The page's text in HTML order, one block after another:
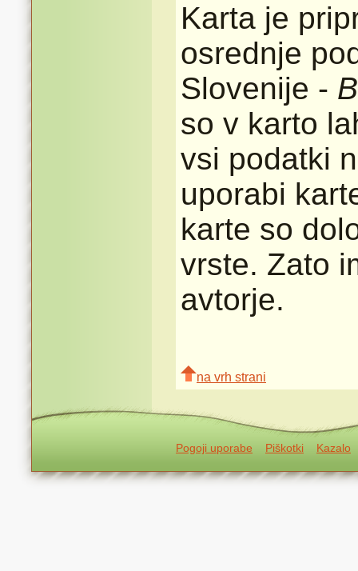
Karta je
osrednje
Slovenije -
so v karto
vsi podatki
uporabi
karte so
vrste. Zato
avtorje.
na vrh strani
Pogoji uporabe Piškotki Kazalo